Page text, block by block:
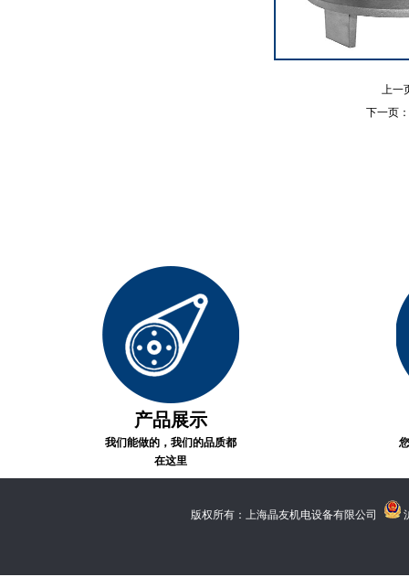
上一
下一页
产品展示
我们能做的，我们的品质都
在这里
版权所有：上海晶友机电设备有限公司